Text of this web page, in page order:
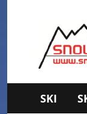
SKI